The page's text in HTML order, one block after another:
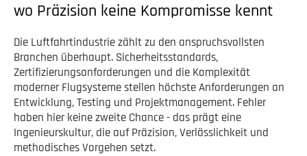
wo Präzision keine Kompromisse kennt
Die Luftfahrtindustrie zählt zu den anspruchsvollsten
Branchen überhaupt. Sicherheitsstandards,
Zertifizierungsanforderungen und die Komplexität
moderner Flugsysteme stellen höchste Anforderungen an
Entwicklung, Testing und Projektmanagement. Fehler
haben hier keine zweite Chance - das prägt eine
Ingenieurskultur, die auf Präzision, Verlässlichkeit und
methodisches Vorgehen setzt.